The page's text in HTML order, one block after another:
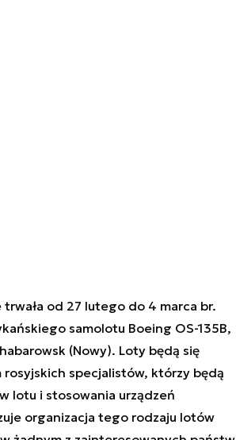
od 27 lutego do 4 marca br.
samolotu Boeing OS-135B,
(Nowy). Loty będą się
rosyjskich specjalistów, którzy będą
lotu i stosowania urządzeń
organizacja tego rodzaju lotów